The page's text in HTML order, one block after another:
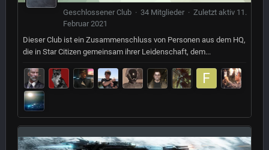
Geschlossener Club · 34 Mitglieder · Zuletzt aktiv 11.
Februar 2021
Dieser Club ist ein Zusammenschluss von Personen aus dem HQ,
die in Star Citizen gemeinsam ihrer Leidenschaft, dem...